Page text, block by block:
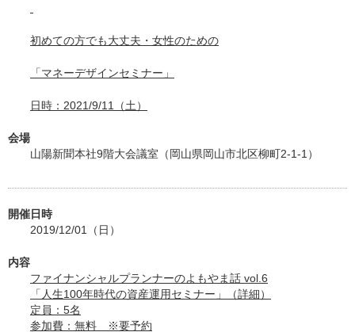
初めての方でも大丈夫・女性のための
「マネーデザインセミナー」
日時：2021/9/11（土）
会場
山陽新聞本社9階大会議室（岡山県岡山市北区柳町2-1-1）
開催日時
2019/12/01（日）
内容
ファイナンシャルプランナーのよもやま話 vol.6
「人生100年時代の資産運用セミナー」（詳細）
定員：5名
参加費：無料 ※要予約